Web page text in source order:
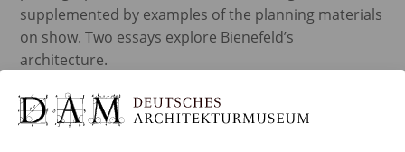
supplemented by examples of the planning materials
on show. Two essays explore Bienefeld’s
architecture.
read more